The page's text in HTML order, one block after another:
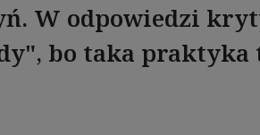
W odpowiedzi
bo taka praktyka